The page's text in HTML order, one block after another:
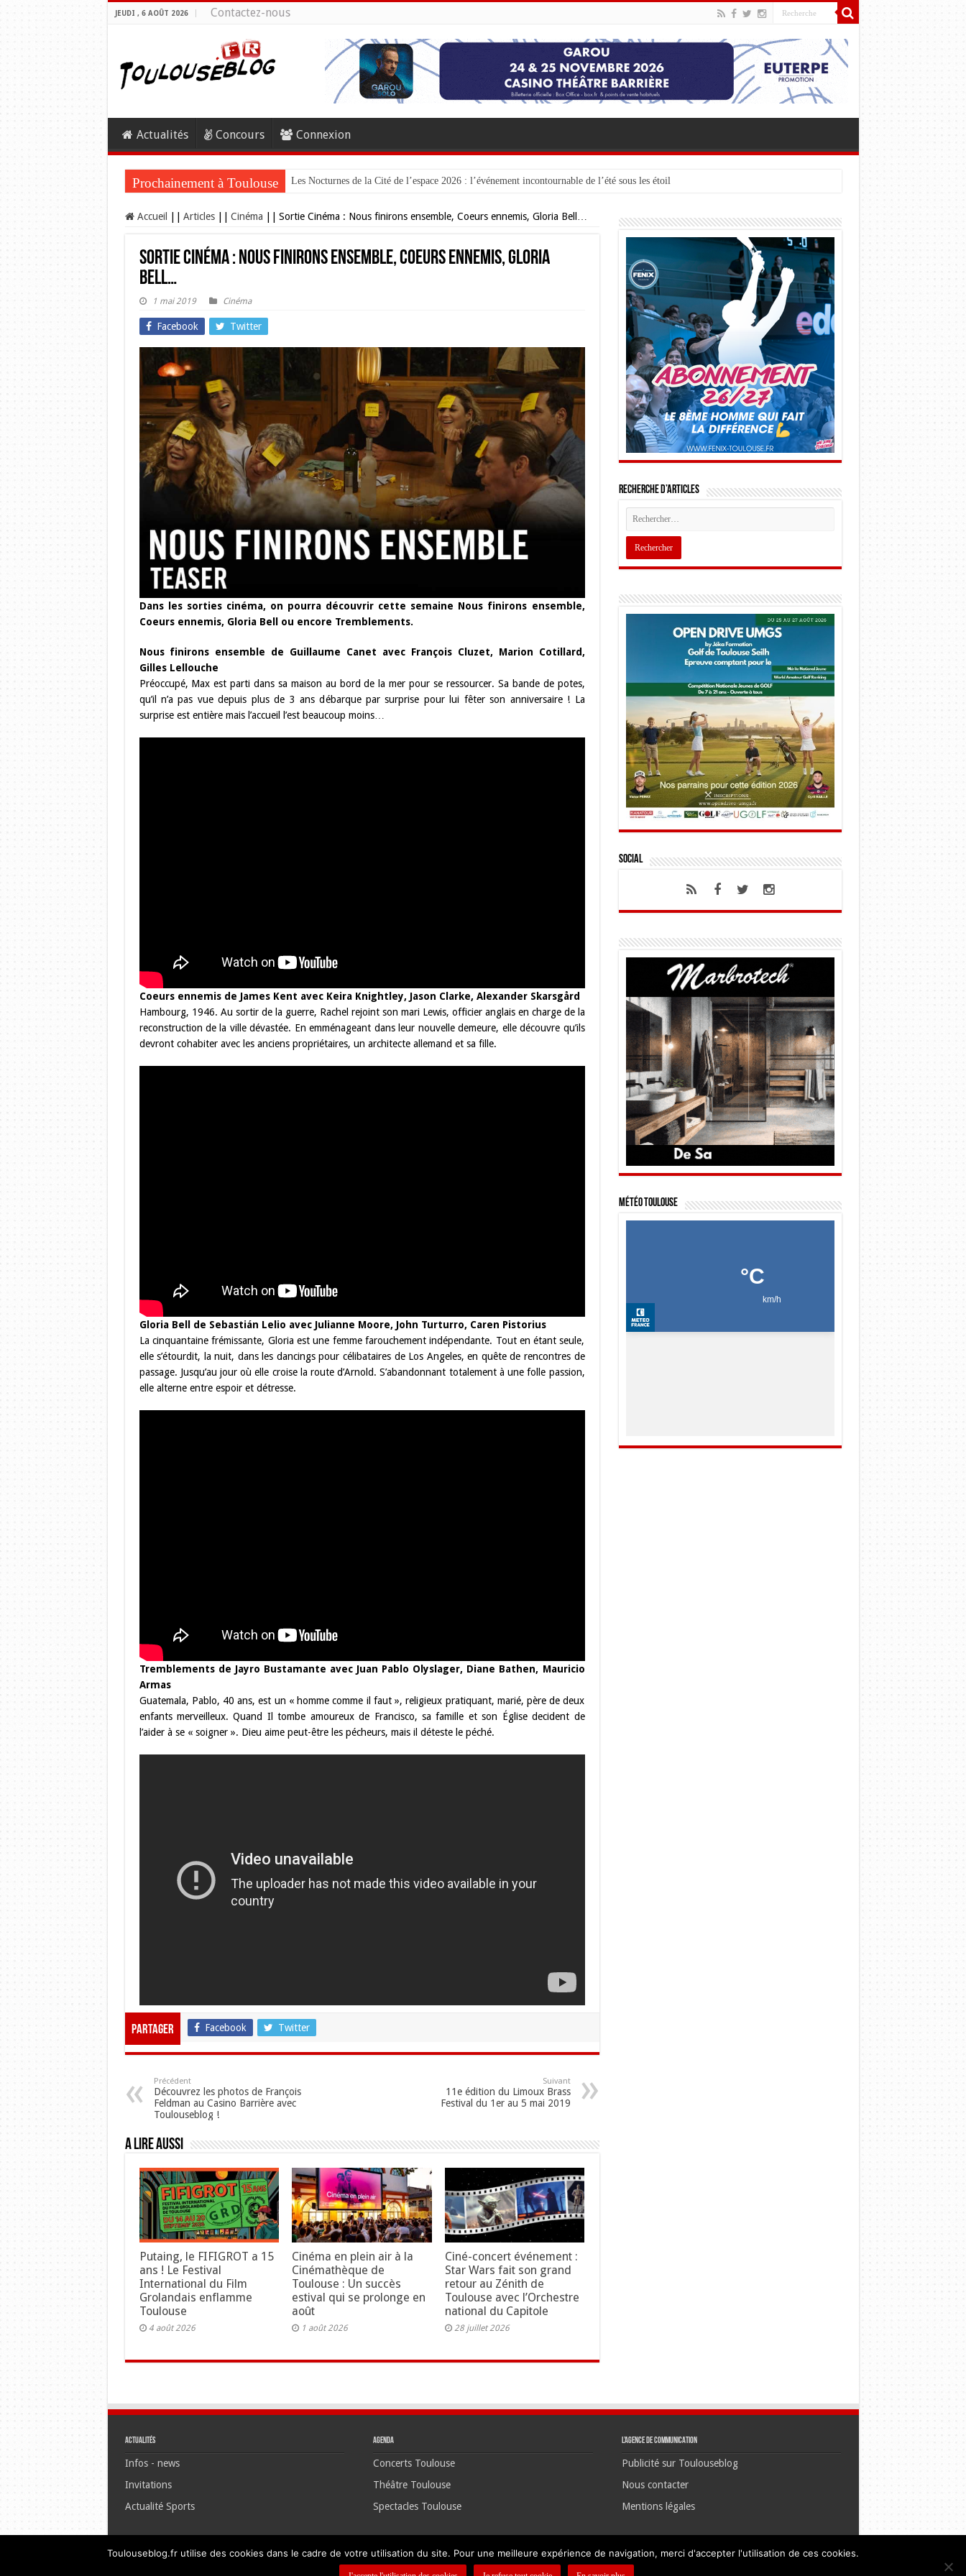
JEUDI , 6 AOÛT 2026 Contactez-nous
Actualités Concours Connexion
Prochainement à Toulouse Les Nocturnes de la Cité de l’espace 2026 : l’événement incontournable de l’été sous les étoiles à Toulouse
Accueil Articles Cinéma Sortie Cinéma : Nous finirons ensemble, Coeurs ennemis, Gloria Bell…
Sortie Cinéma : Nous finirons ensemble, Coeurs ennemis, Gloria
Bell…
1 mai 2019 Cinéma
Facebook Twitter
Dans les sorties cinéma, on pourra découvrir cette semaine Nous finirons ensemble,
Coeurs ennemis, Gloria Bell ou encore Tremblements.
Nous finirons ensemble de Guillaume Canet avec François Cluzet, Marion Cotillard,
Gilles Lellouche
Préoccupé, Max est parti dans sa maison au bord de la mer pour se ressourcer. Sa bande de potes,
qu’il n’a pas vue depuis plus de 3 ans débarque par surprise pour lui fêter son anniversaire ! La
surprise est entière mais l’accueil l’est beaucoup moins…
Coeurs ennemis de James Kent avec Keira Knightley, Jason Clarke, Alexander Skarsgård
Hambourg, 1946. Au sortir de la guerre, Rachel rejoint son mari Lewis, officier anglais en charge de la
reconstruction de la ville dévastée. En emménageant dans leur nouvelle demeure, elle découvre qu’ils
devront cohabiter avec les anciens propriétaires, un architecte allemand et sa fille.
Gloria Bell de Sebastián Lelio avec Julianne Moore, John Turturro, Caren Pistorius
La cinquantaine frémissante, Gloria est une femme farouchement indépendante. Tout en étant seule,
elle s’étourdit, la nuit, dans les dancings pour célibataires de Los Angeles, en quête de rencontres de
passage. Jusqu’au jour où elle croise la route d’Arnold. S’abandonnant totalement à une folle passion,
elle alterne entre espoir et détresse.
Tremblements de Jayro Bustamante avec Juan Pablo Olyslager, Diane Bathen, Mauricio
Armas
Guatemala, Pablo, 40 ans, est un « homme comme il faut », religieux pratiquant, marié, père de deux
enfants merveilleux. Quand Il tombe amoureux de Francisco, sa famille et son Église decident de
l’aider à se « soigner ». Dieu aime peut-être les pécheurs, mais il déteste le péché.
Partager Facebook Twitter
Précédent
Découvrez les photos de François
Feldman au Casino Barrière avec
Toulouseblog !
Suivant
11e édition du Limoux Brass
Festival du 1er au 5 mai 2019
A lire aussi
Putaing, le FIFIGROT a 15
ans ! Le Festival
International du Film
Grolandais enflamme
Toulouse
4 août 2026
Cinéma en plein air à la
Cinémathèque de
Toulouse : Un succès
estival qui se prolonge en
août
1 août 2026
Ciné-concert événement :
Star Wars fait son grand
retour au Zénith de
Toulouse avec l’Orchestre
national du Capitole
28 juillet 2026
Recherche d’articles
Social
Météo Toulouse
Actualités
Infos - news
Invitations
Actualité Sports
Agenda
Concerts Toulouse
Théâtre Toulouse
Spectacles Toulouse
L’agence de communication
Publicité sur Toulouseblog
Nous contacter
Mentions légales
Toulouseblog.fr utilise des cookies dans le cadre de votre utilisation du site. Pour une meilleure expérience de navigation, merci d'accepter l'utilisation de ces cookies.